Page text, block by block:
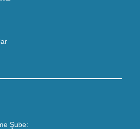
Şube: